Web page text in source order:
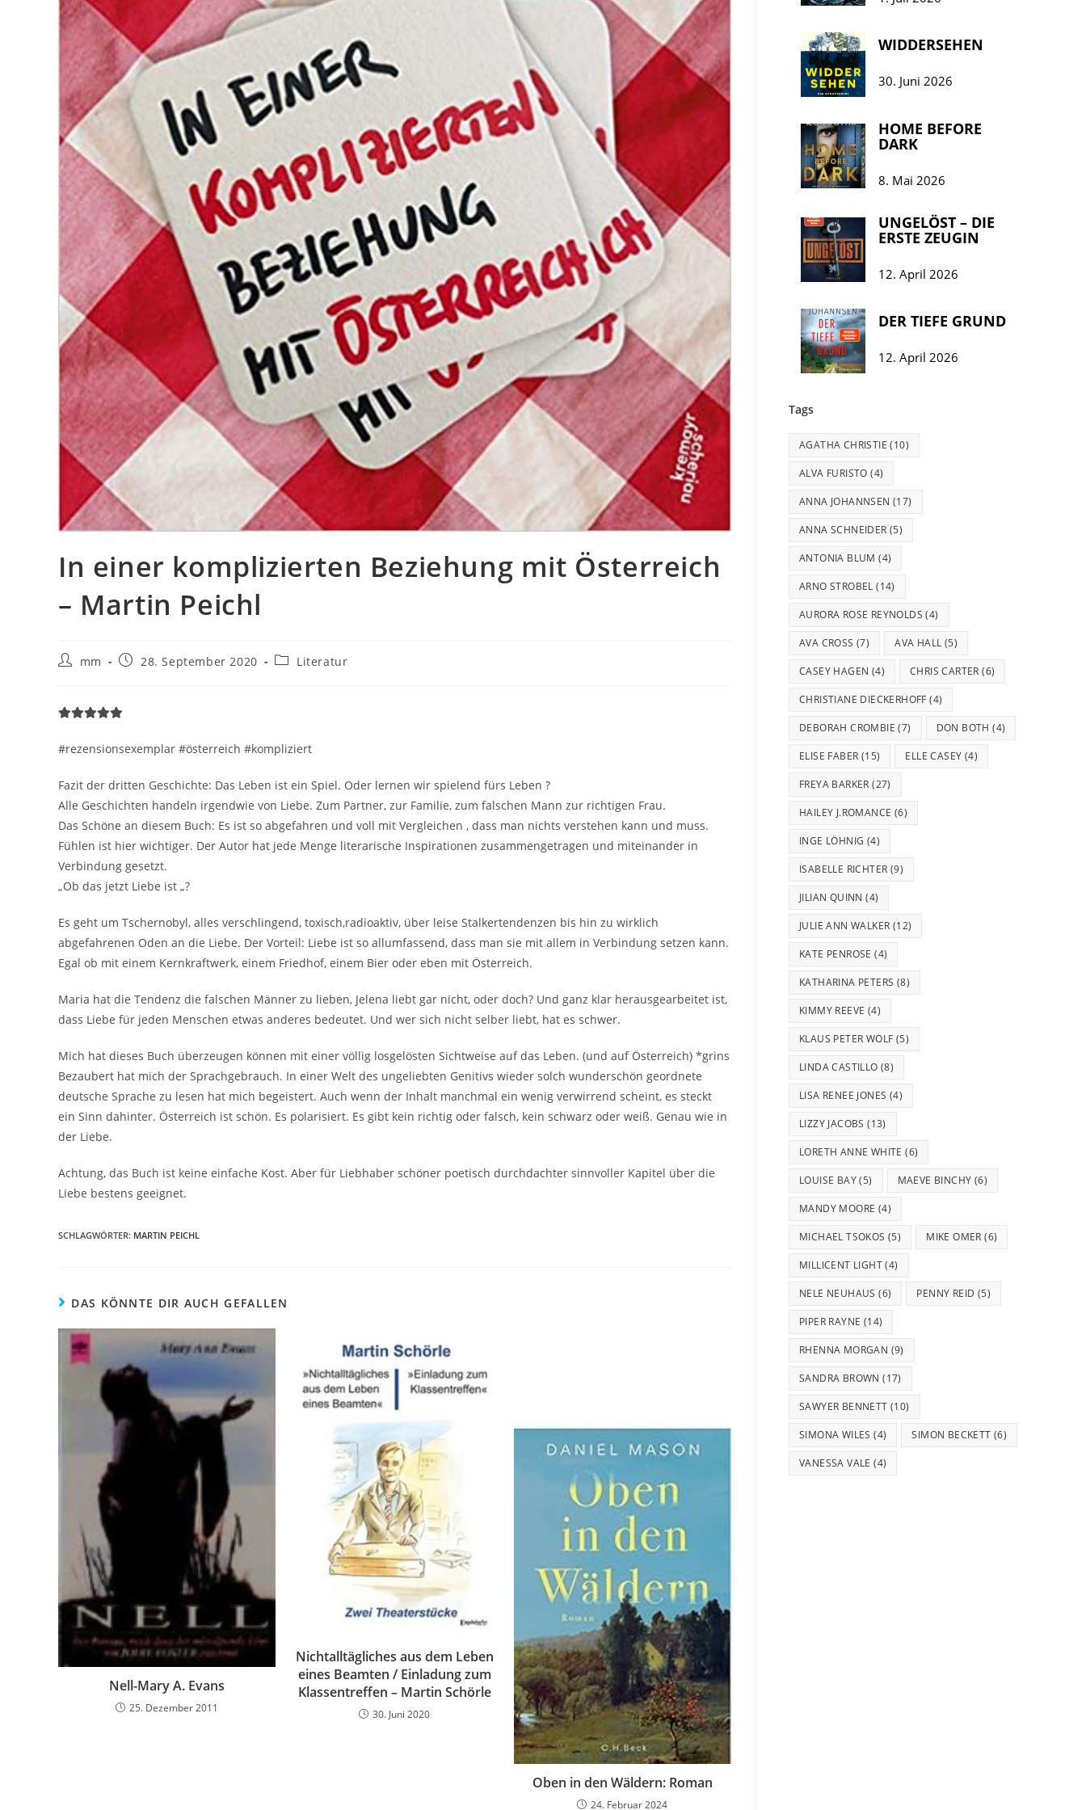
In einer komplizierten Beziehung mit Österreich
– Martin Peichl
mm 28. September 2020 Literatur
#rezensionsexemplar #österreich #kompliziert
Fazit der dritten Geschichte: Das Leben ist ein Spiel. Oder lernen wir spielend fürs Leben ?
Alle Geschichten handeln irgendwie von Liebe. Zum Partner, zur Familie, zum falschen Mann zur richtigen Frau.
Das Schöne an diesem Buch: Es ist so abgefahren und voll mit Vergleichen , dass man nichts verstehen kann und muss.
Fühlen ist hier wichtiger. Der Autor hat jede Menge literarische Inspirationen zusammengetragen und miteinander in
Verbindung gesetzt.
„Ob das jetzt Liebe ist „?
Es geht um Tschernobyl, alles verschlingend, toxisch,radioaktiv, über leise Stalkertendenzen bis hin zu wirklich
abgefahrenen Oden an die Liebe. Der Vorteil: Liebe ist so allumfassend, dass man sie mit allem in Verbindung setzen kann.
Egal ob mit einem Kernkraftwerk, einem Friedhof, einem Bier oder eben mit Österreich.
Maria hat die Tendenz die falschen Männer zu lieben, Jelena liebt gar nicht, oder doch? Und ganz klar herausgearbeitet ist,
dass Liebe für jeden Menschen etwas anderes bedeutet. Und wer sich nicht selber liebt, hat es schwer.
Mich hat dieses Buch überzeugen können mit einer völlig losgelösten Sichtweise auf das Leben. (und auf Österreich) *grins
Bezaubert hat mich der Sprachgebrauch. In einer Welt des ungeliebten Genitivs wieder solch wunderschön geordnete
deutsche Sprache zu lesen hat mich begeistert. Auch wenn der Inhalt manchmal ein wenig verwirrend scheint, es steckt
ein Sinn dahinter. Österreich ist schön. Es polarisiert. Es gibt kein richtig oder falsch, kein schwarz oder weiß. Genau wie in
der Liebe.
Achtung, das Buch ist keine einfache Kost. Aber für Liebhaber schöner poetisch durchdachter sinnvoller Kapitel über die
Liebe bestens geeignet.
SCHLAGWÖRTER: MARTIN PEICHL
DAS KÖNNTE DIR AUCH GEFALLEN
Nell-Mary A. Evans
25. Dezember 2011
Nichtalltägliches aus dem Leben
eines Beamten / Einladung zum
Klassentreffen – Martin Schörle
30. Juni 2020
Oben in den Wäldern: Roman
24. Februar 2024
WIDDERSEHEN
30. Juni 2026
HOME BEFORE
DARK
8. Mai 2026
UNGELÖST – DIE
ERSTE ZEUGIN
12. April 2026
DER TIEFE GRUND
12. April 2026
Tags
AGATHA CHRISTIE (10)
ALVA FURISTO (4)
ANNA JOHANNSEN (17)
ANNA SCHNEIDER (5)
ANTONIA BLUM (4)
ARNO STROBEL (14)
AURORA ROSE REYNOLDS (4)
AVA CROSS (7) AVA HALL (5)
CASEY HAGEN (4) CHRIS CARTER (6)
CHRISTIANE DIECKERHOFF (4)
DEBORAH CROMBIE (7) DON BOTH (4)
ELISE FABER (15) ELLE CASEY (4)
FREYA BARKER (27)
HAILEY J.ROMANCE (6)
INGE LÖHNIG (4)
ISABELLE RICHTER (9)
JILIAN QUINN (4)
JULIE ANN WALKER (12)
KATE PENROSE (4)
KATHARINA PETERS (8)
KIMMY REEVE (4)
KLAUS PETER WOLF (5)
LINDA CASTILLO (8)
LISA RENEE JONES (4)
LIZZY JACOBS (13)
LORETH ANNE WHITE (6)
LOUISE BAY(5) MAEVE BINCHY (6)
MANDY MOORE (4)
MICHAEL TSOKOS (5) MIKE OMER (6)
MILLICENT LIGHT(4)
NELE NEUHAUS (6) PENNY REID (5)
PIPER RAYNE (14)
RHENNA MORGAN (9)
SANDRA BROWN (17)
SAWYER BENNETT (10)
SIMONA WILES (4) SIMON BECKETT (6)
VANESSA VALE (4)